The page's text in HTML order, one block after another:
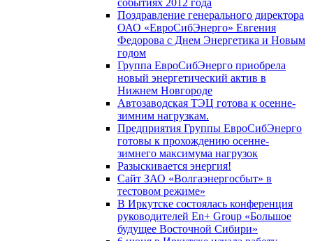
событиях 2012 года
Поздравление генерального директора
ОАО «ЕвроСибЭнерго» Евгения
Федорова с Днем Энергетика и Новым
годом
Группа ЕвроСибЭнерго приобрела
новый энергетический актив в
Нижнем Новгороде
Автозаводская ТЭЦ готова к осенне-
зимним нагрузкам.
Предприятия Группы ЕвроСибЭнерго
готовы к прохождению осенне-
зимнего максимума нагрузок
Разыскивается энергия!
Сайт ЗАО «Волгаэнергосбыт» в
тестовом режиме»
В Иркутске состоялась конференция
руководителей En+ Group «Большое
будущее Восточной Сибири»